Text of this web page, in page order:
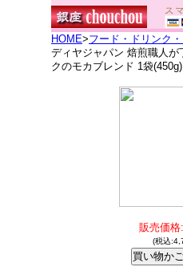
HOME>フード・ドリンク
ディヤジャパン 焙煎職人が
クのモカブレンド 1袋(450g)
販売価格
(税込